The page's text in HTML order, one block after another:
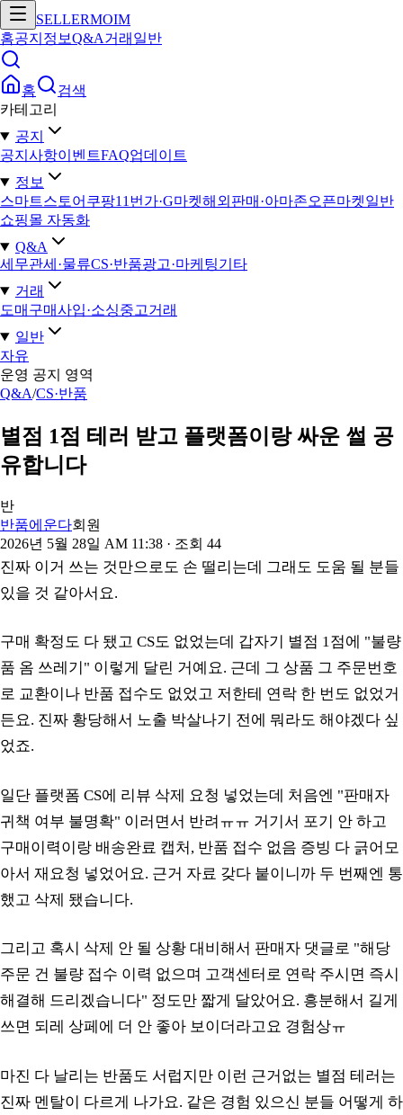
SELLERMOIM
홈공지 정보Q&A거래 일반
홈
검색
카테고리
공지
공지사항이벤트FAQ업데이트
정보
스마트스토어 쿠팡11번가·G마켓해외판매·아마존오픈마켓일반
쇼핑몰 자동화
Q&A
세무관세·물류CS·반품광고·마케팅기타
거래
도매구매사입·소싱중고거래
일반
자유
운영 공지 영역
Q&A/CS·반품
별점 1점 테러 받고 플랫폼이랑 싸운 썰 공
유합니다
반
반품에운다회원
2026년 5월 28일 AM 11:38 · 조회 44
진짜 이거 쓰는 것만으로도 손 떨리는데 그래도 도움 될 분들
있을 것 같아서요.
구매 확정도 다 됐고 CS도 없었는데 갑자기 별점 1점에 "불량
품 옴 쓰레기" 이렇게 달린 거예요. 근데 그 상품 그 주문번호
로 교환이나 반품 접수도 없었고 저한테 연락 한 번도 없었거
든요. 진짜 황당해서 노출 박살나기 전에 뭐라도 해야겠다 싶
었죠.
일단 플랫폼 CS에 리뷰 삭제 요청 넣었는데 처음엔 "판매자
귀책 여부 불명확" 이러면서 반려ㅠㅠ 거기서 포기 안 하고
구매이력이랑 배송완료 캡처, 반품 접수 없음 증빙 다 긁어모
아서 재요청 넣었어요. 근거 자료 갖다 붙이니까 두 번째엔 통
했고 삭제 됐습니다.
그리고 혹시 삭제 안 될 상황 대비해서 판매자 댓글로 "해당
주문 건 불량 접수 이력 없으며 고객센터로 연락 주시면 즉시
해결해 드리겠습니다" 정도만 짧게 달았어요. 흥분해서 길게
쓰면 되레 상페에 더 안 좋아 보이더라고요 경험상ㅠ
마진 다 날리는 반품도 서럽지만 이런 근거없는 별점 테러는
진짜 멘탈이 다르게 나가요. 같은 경험 있으신 분들 어떻게 하